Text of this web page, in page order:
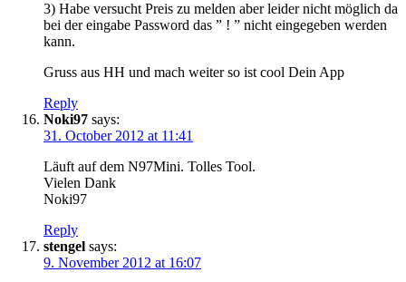
3) Habe versucht Preis zu melden aber leider nicht möglich da
bei der eingabe Password das ” ! ” nicht eingegeben werden
kann.
Gruss aus HH und mach weiter so ist cool Dein App
Reply
Noki97 says:
31. October 2012 at 11:41
Läuft auf dem N97Mini. Tolles Tool.
Vielen Dank
Noki97
Reply
stengel says:
9. November 2012 at 16:07